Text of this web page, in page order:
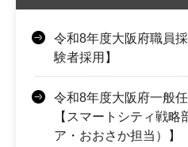
令和8年度大阪府職員
験者採用】
令和8年度大阪府一般
【スマートシティ戦略
ア・おおさか担当）】